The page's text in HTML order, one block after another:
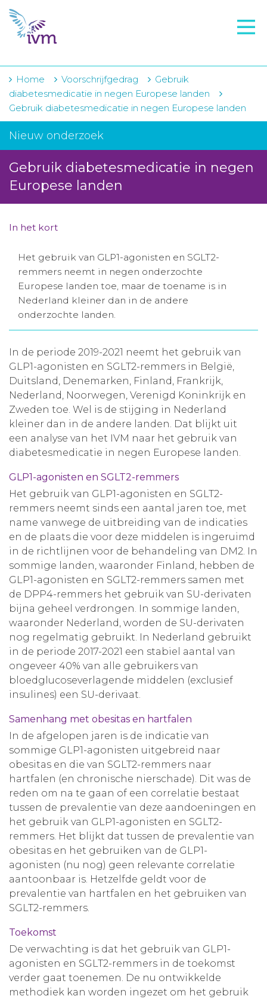
VMI
FTO voorbereiding
IVM-academie
Zorginstellingen
Projecten
Over IVM
Actueel
Contact
Winkelwagentje
Aanmelden nieuwsbrief
Inloggen
Toegang leeromgeving
Home Voorschrijfgedrag
Gebruik
diabetesmedicatie in negen Europese landen
Gebruik diabetesmedicatie in negen Europese landen
Nieuw onderzoek
Gebruik diabetesmedicatie in negen
Europese landen
In het kort
Het gebruik van GLP1-agonisten en SGLT2-
remmers neemt in negen onderzochte
Europese landen toe, maar de toename is in
Nederland kleiner dan in de andere
onderzochte landen.
In de periode 2019-2021 neemt het gebruik van
GLP1-agonisten en SGLT2-remmers in België,
Duitsland, Denemarken, Finland, Frankrijk,
Nederland, Noorwegen, Verenigd Koninkrijk en
Zweden toe. Wel is de stijging in Nederland
kleiner dan in de andere landen. Dat blijkt uit
een analyse van het IVM naar het gebruik van
diabetesmedicatie in negen Europese landen.
GLP1-agonisten en SGLT2-remmers
Het gebruik van GLP1-agonisten en SGLT2-
remmers neemt sinds een aantal jaren toe, met
name vanwege de uitbreiding van de indicaties
en de plaats die voor deze middelen is ingeruimd
in de richtlijnen voor de behandeling van DM2. In
sommige landen, waaronder Finland, hebben de
GLP1-agonisten en SGLT2-remmers samen met
de DPP4-remmers het gebruik van SU-derivaten
bijna geheel verdrongen. In sommige landen,
waaronder Nederland, worden de SU-derivaten
nog regelmatig gebruikt. In Nederland gebruikt
in de periode 2017-2021 een stabiel aantal van
ongeveer 40% van alle gebruikers van
bloedglucoseverlagende middelen (exclusief
insulines) een SU-derivaat.
Samenhang met obesitas en hartfalen
In de afgelopen jaren is de indicatie van
sommige GLP1-agonisten uitgebreid naar
obesitas en die van SGLT2-remmers naar
hartfalen (en chronische nierschade). Dit was de
reden om na te gaan of een correlatie bestaat
tussen de prevalentie van deze aandoeningen en
het gebruik van GLP1-agonisten en SGLT2-
remmers. Het blijkt dat tussen de prevalentie van
obesitas en het gebruiken van de GLP1-
agonisten (nu nog) geen relevante correlatie
aantoonbaar is. Hetzelfde geldt voor de
prevalentie van hartfalen en het gebruiken van
SGLT2-remmers.
Toekomst
De verwachting is dat het gebruik van GLP1-
agonisten en SGLT2-remmers in de toekomst
verder gaat toenemen. De nu ontwikkelde
methodiek kan worden ingezet om het gebruik